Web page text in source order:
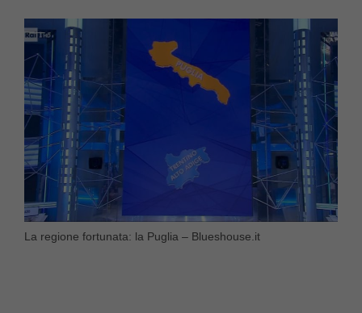
La regione fortunata: la Puglia – Blueshouse.it